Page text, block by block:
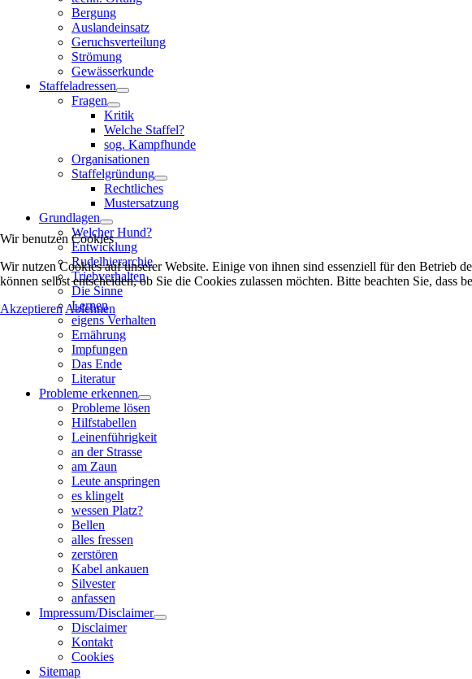
Bergung
Auslandeinsatz
Geruchsverteilung
Strömung
Gewässerkunde
Staffeladressen
Fragen
Kritik
Welche Staffel?
sog. Kampfhunde
Organisationen
Staffelgründung
Rechtliches
Mustersatzung
Grundlagen
Welcher Hund?
Entwicklung
Rudelhierarchie
Triebverhalten
Die Sinne
Lernen
eigens Verhalten
Ernährung
Impfungen
Das Ende
Literatur
Probleme erkennen
Probleme lösen
Hilfstabellen
Leinenführigkeit
an der Strasse
am Zaun
Leute anspringen
es klingelt
wessen Platz?
Bellen
alles fressen
zerstören
Kabel ankauen
Silvester
anfassen
Impressum/Disclaimer
Disclaimer
Kontakt
Cookies
Sitemap
Wir benutzen Cookies
Wir nutzen Cookies auf unserer Website. Einige von ihnen sind essenziell für den Betrieb
können selbst entscheiden, ob Sie die Cookies zulassen möchten. Bitte beachten Sie,
Akzeptieren Ablehnen